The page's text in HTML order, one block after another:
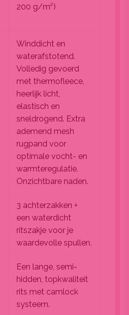
200 g/m²)
Winddicht en
waterafstotend.
Volledig gevoerd
met thermofleece,
heerlijk licht,
elastisch en
sneldrogend. Extra
ademend mesh
rugpand voor
optimale vocht- en
warmteregulatie.
Onzichtbare naden.
3 achterzakken +
een waterdicht
ritszakje voor je
waardevolle spullen.
Een lange, semi-
hidden, topkwaliteit
rits met camlock
systeem.